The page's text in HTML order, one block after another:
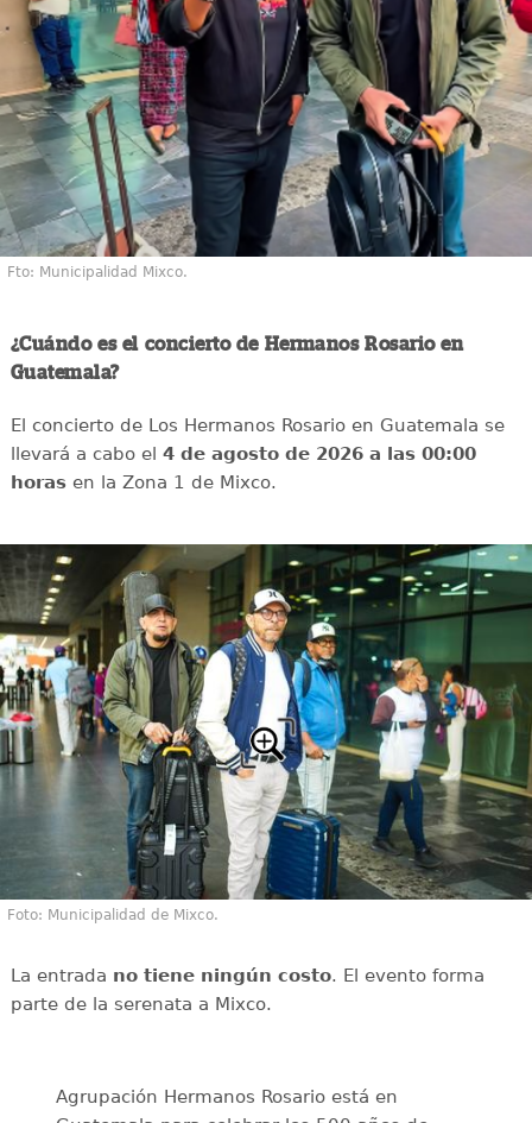
Fto: Municipalidad Mixco.
¿Cuándo es el concierto de Hermanos Rosario en
Guatemala?
El concierto de Los Hermanos Rosario en Guatemala se
llevará a cabo el 4 de agosto de 2026 a las 00:00
horasen la Zona 1 de Mixco.
Foto: Municipalidad de Mixco.
La entrada no tiene ningún costo. El evento forma
parte de la serenata a Mixco.
Agrupación Hermanos Rosario está en